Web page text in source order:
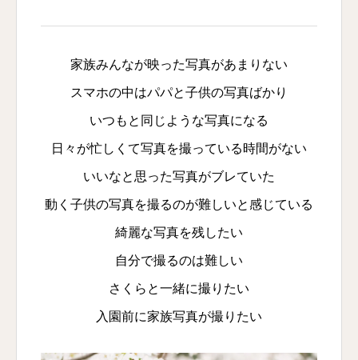
家族みんなが映った写真があまりない
スマホの中はパパと子供の写真ばかり
いつもと同じような写真になる
日々が忙しくて写真を撮っている時間がない
いいなと思った写真がブレていた
動く子供の写真を撮るのが難しいと感じている
綺麗な写真を残したい
自分で撮るのは難しい
さくらと一緒に撮りたい
入園前に家族写真が撮りたい